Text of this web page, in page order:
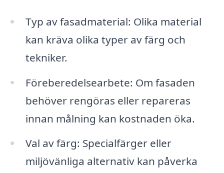
Typ av fasadmaterial: Olika material
kan kräva olika typer av färg och
tekniker.
Föreberedelsearbete: Om fasaden
behöver rengöras eller repareras
innan målning kan kostnaden öka.
Val av färg: Specialfärger eller
miljövänliga alternativ kan påverka